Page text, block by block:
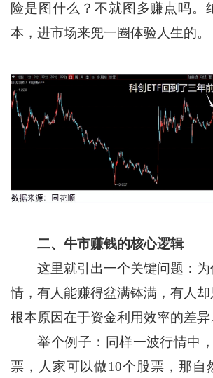
险是图什么？不就图多赚点吗。
本，进市场来兜一圈体验人生的。
二、牛市赚钱的核心逻辑
这里就引出一个关键问题：为
情，有人能赚得盆满钵满，有人却
根本原因在于资金利用效率的差异
举个例子：同样一波行情中，
票，人家可以做10个股票，那自